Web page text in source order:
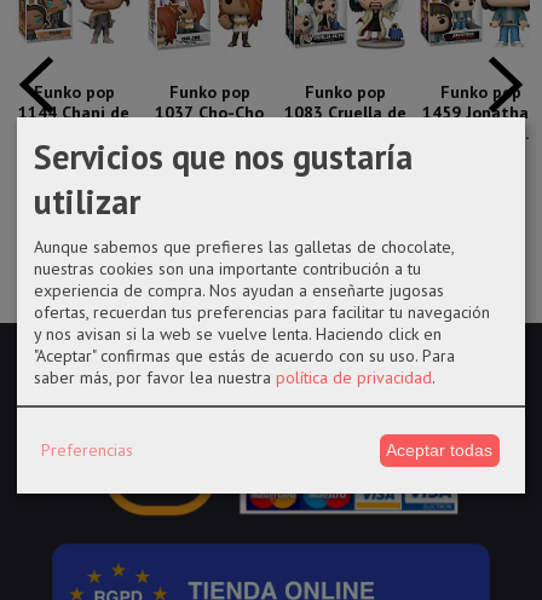
Funko pop
1144 Chani de
Funko pop
1037 Cho-Cho
14,50 €
Funko pop
1083 Cruella de
14,50 €
Funko pop
1459 Jonathan
de Stranger...
Servicios que nos gustaría
utilizar
Aunque sabemos que prefieres las galletas de chocolate,
nuestras cookies son una importante contribución a tu
experiencia de compra. Nos ayudan a enseñarte jugosas
ofertas, recuerdan tus preferencias para facilitar tu navegación
y nos avisan si la web se vuelve lenta. Haciendo click en
"Aceptar" confirmas que estás de acuerdo con su uso. Para
saber más, por favor lea nuestra política de privacidad.
Preferencias Aceptar todas